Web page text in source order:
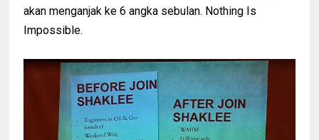
akan menganjak ke 6 angka sebulan. Nothing Is
Impossible.